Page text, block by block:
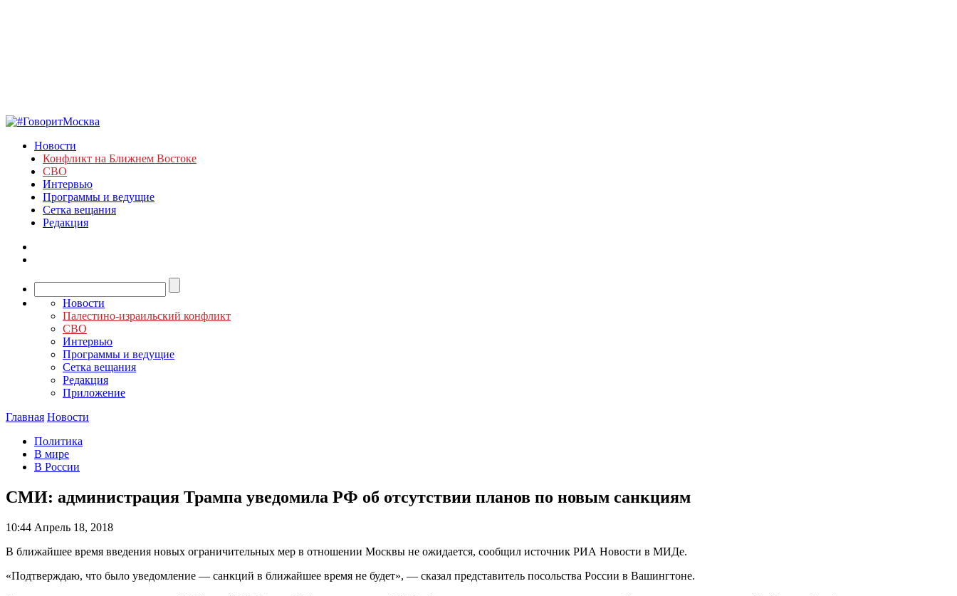
Новости
Конфликт на Ближнем Востоке
СВО
Интервью
Программы и ведущие
Сетка вещания
Редакция
Новости
Палестино-израильский конфликт
СВО
Интервью
Программы и ведущие
Сетка вещания
Редакция
Приложение
Главная Новости
Политика
В мире
В России
СМИ: администрация Трампа уведомила РФ об отсутствии планов по новым санкциям
10:44 Апрель 18, 2018
В ближайшее время введения новых ограничительных мер в отношении Москвы не ожидается, сообщил источник РИА Новости в МИДе.
«Подтверждаю, что было уведомление — санкций в ближайшее время не будет», — сказал представитель посольства России в Вашингтоне.